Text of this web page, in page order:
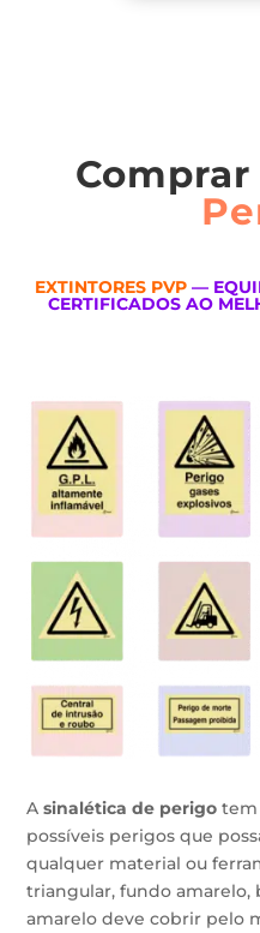
Comprar
EXTINTORES PVP—
CERTIFICADOS AO
Asinalética de perigo tem
possíveis perigos que
qualquer material ou
triangular, fundo amarelo,
amarelo deve cobrir pelo